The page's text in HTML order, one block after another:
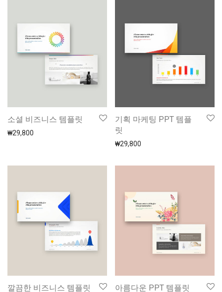
소셜 비즈니스 템플릿
₩29,800
기획 마케팅 PPT 템플
릿
₩29,800
깔끔한 비즈니스 템플릿 아름다운 PPT 템플릿